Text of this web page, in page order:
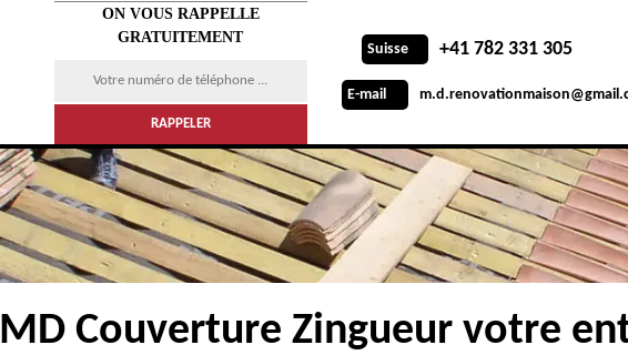
ON VOUS RAPPELLE
GRATUITEMENT
Suisse +41 782 331 305
E-mail
MD Couverture Zingueur votre